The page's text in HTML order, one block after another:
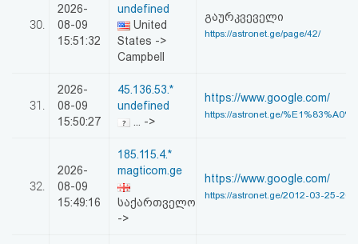
30.
2026-
08-09
15:51:32
undefined
United
States ->
Campbell
გაურკვეველი
https://astronet.ge/page/42/
31.
2026-
08-09
15:50:27
45.136.53.*
undefined
... ->
https://www.google.com/
https://astronet.ge/
32.
2026-
08-09
15:49:16
185.115.4.*
magticom.ge
საქართველო
->
https://www.google.com/
https://astronet.ge/2012-03-25-20-